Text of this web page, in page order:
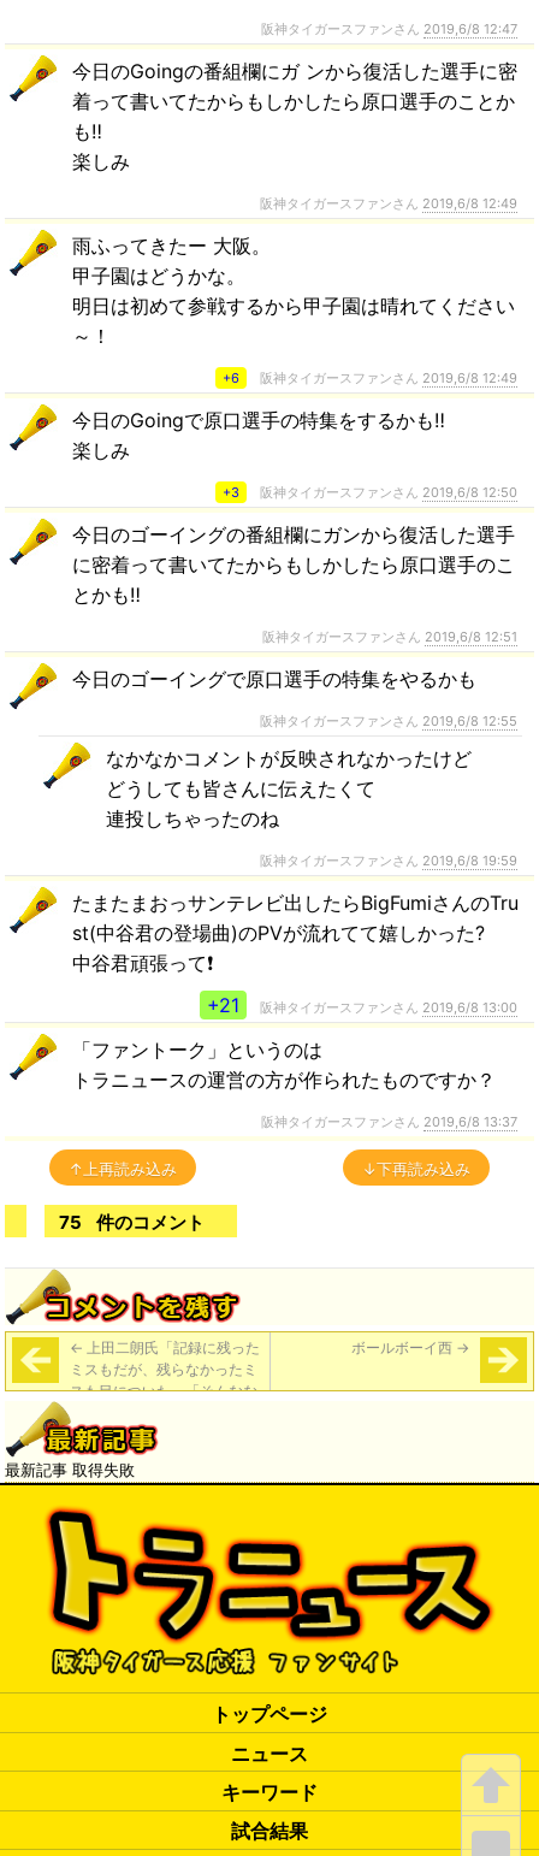
阪神タイガースファンさん 2019,6/8 12:47
今日のGoingの番組欄にガ ンから復活した選手に密
着って書いてたからもしかしたら原口選手のことか
も‼︎
楽しみ
阪神タイガースファンさん 2019,6/8 12:49
雨ふってきたー 大阪。
甲子園はどうかな。
明日は初めて参戦するから甲子園は晴れてください
～！
+6 阪神タイガースファンさん 2019,6/8 12:49
今日のGoingで原口選手の特集をするかも‼︎
楽しみ
+3 阪神タイガースファンさん 2019,6/8 12:50
今日のゴーイングの番組欄にガンから復活した選手
に密着って書いてたからもしかしたら原口選手のこ
とかも‼︎
阪神タイガースファンさん 2019,6/8 12:51
今日のゴーイングで原口選手の特集をやるかも
阪神タイガースファンさん 2019,6/8 12:55
なかなかコメントが反映されなかったけど
どうしても皆さんに伝えたくて
連投しちゃったのね
阪神タイガースファンさん 2019,6/8 19:59
たまたまおっサンテレビ出したらBigFumiさんのTru
st(中谷君の登場曲)のPVが流れてて嬉しかった?
中谷君頑張って❗
+21
阪神タイガースファンさん 2019,6/8 13:00
「ファントーク」というのは
トラニュースの運営の方が作られたものですか？
阪神タイガースファンさん 2019,6/8 13:37
↑上再読み込み ↓下再読み込み
75 件のコメント
← 上田二朗氏「記録に残った
ミスもだが、残らなかったミ
スも目についた」「そんなな
か、投手陣はよく踏ん張っ
た。特に先発・西」「今後勝
ち星はついてくるはず」
ボールボーイ西 →
最新記事 取得失敗
トップページ
ニュース
キーワード
試合結果